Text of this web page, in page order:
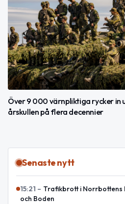
Över 9 000 värnpliktiga rycker in
årskullen på flera decennier
Senaste nytt
15:21 – Trafikbrott i Norrbottens
och Boden